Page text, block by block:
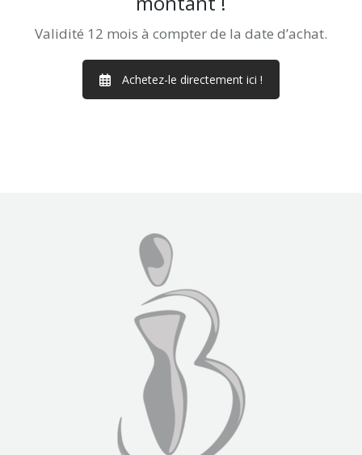
Validité 12 mois à compter de la date d’achat.
Achetez-le directement ici !